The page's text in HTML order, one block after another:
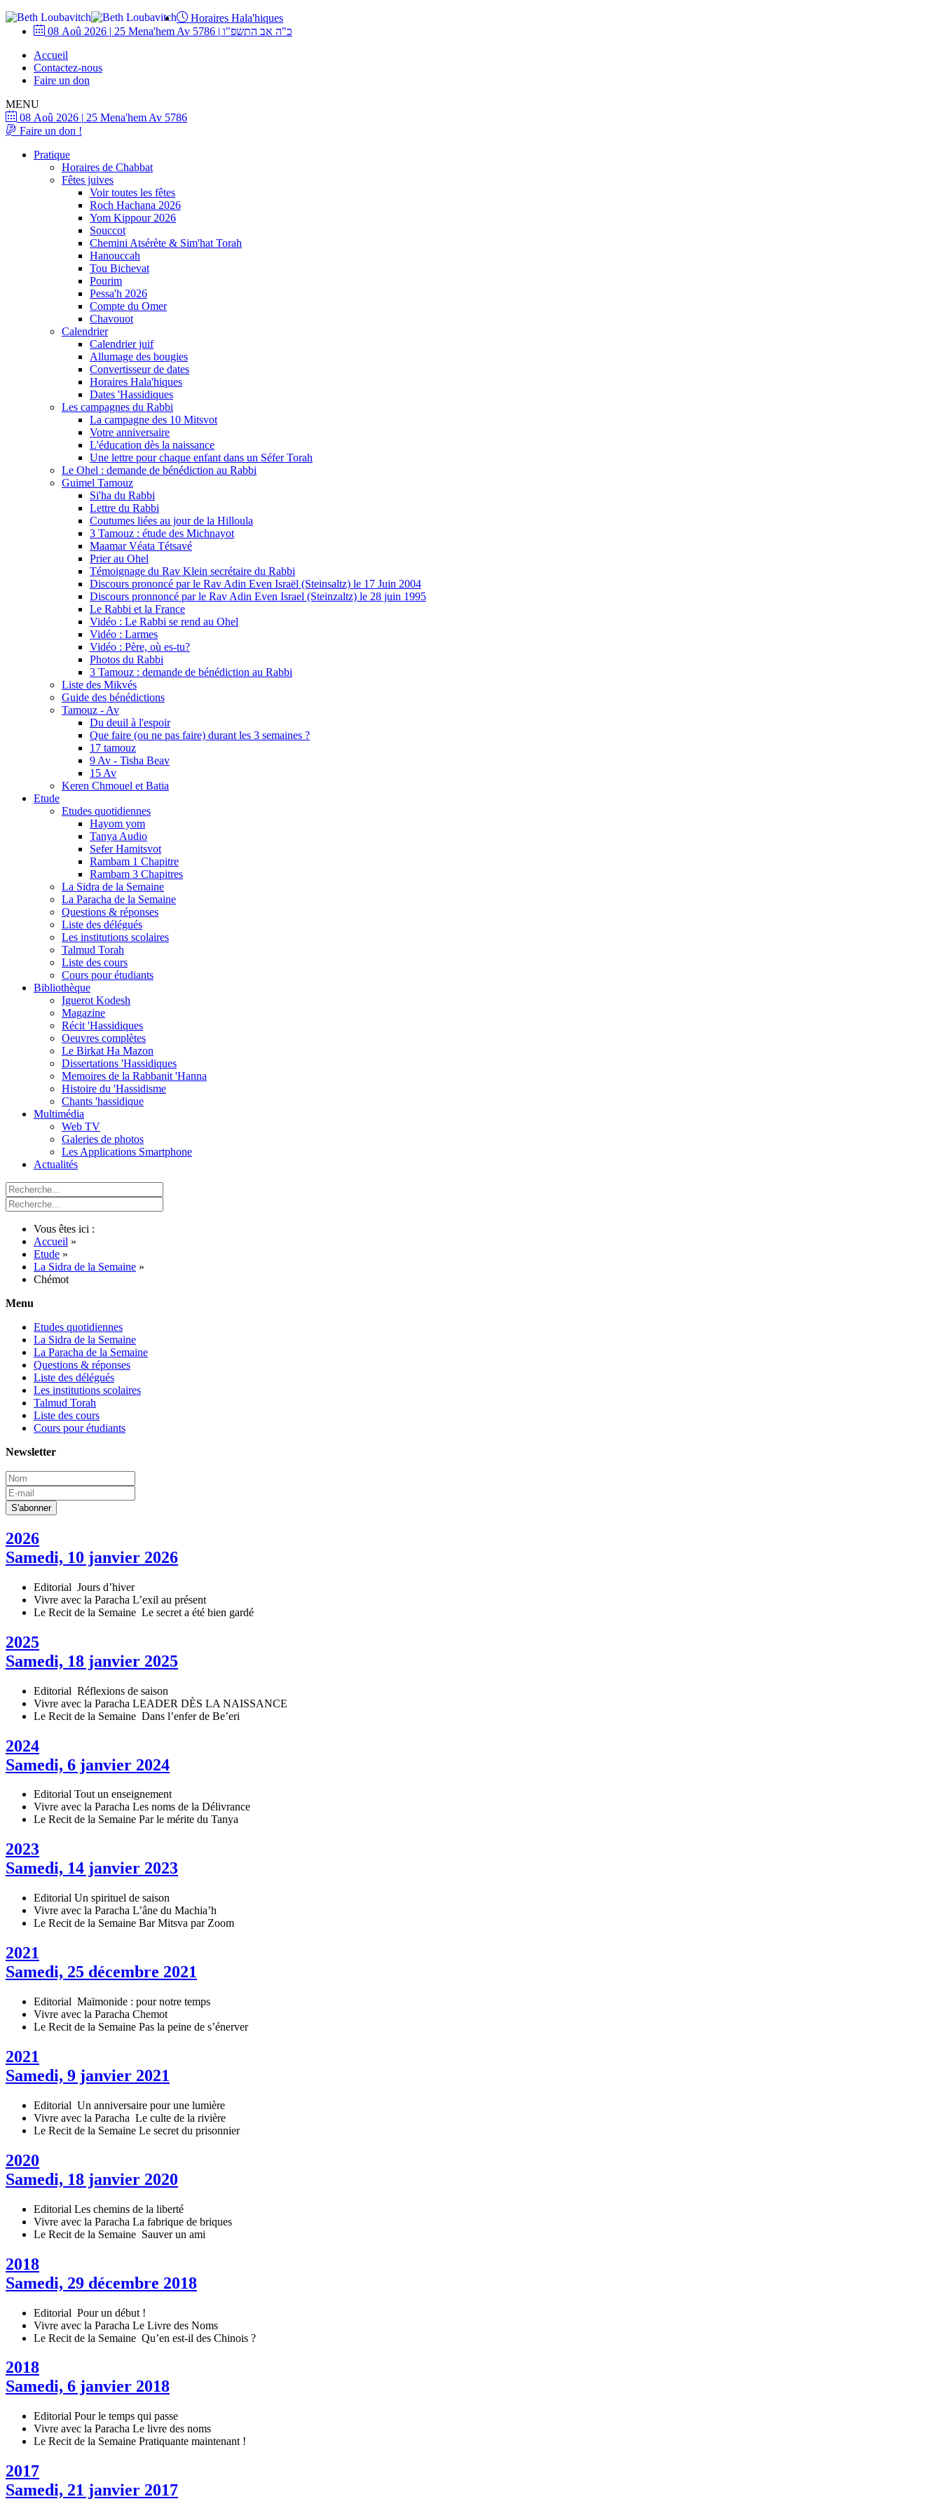
Horaires Hala'hiques
08 Aoû 2026 | 25 Mena'hem Av 5786 | כ"ה אב התשפ"ו
Accueil
Contactez-nous
Faire un don
MENU
08 Aoû 2026 | 25 Mena'hem Av 5786
Faire un don !
Pratique
Horaires de Chabbat
Fêtes juives
Voir toutes les fêtes
Roch Hachana 2026
Yom Kippour 2026
Souccot
Chemini Atsérète & Sim'hat Torah
Hanouccah
Tou Bichevat
Pourim
Pessa'h 2026
Compte du Omer
Chavouot
Calendrier
Calendrier juif
Allumage des bougies
Convertisseur de dates
Horaires Hala'hiques
Dates 'Hassidiques
Les campagnes du Rabbi
La campagne des 10 Mitsvot
Votre anniversaire
L'éducation dès la naissance
Une lettre pour chaque enfant dans un Séfer Torah
Le Ohel : demande de bénédiction au Rabbi
Guimel Tamouz
Si'ha du Rabbi
Lettre du Rabbi
Coutumes liées au jour de la Hilloula
3 Tamouz : étude des Michnayot
Maamar Véata Tétsavé
Prier au Ohel
Témoignage du Rav Klein secrétaire du Rabbi
Discours prononcé par le Rav Adin Even Israël (Steinsaltz) le 17 Juin 2004
Discours pronnoncé par le Rav Adin Even Israel (Steinzaltz) le 28 juin 1995
Le Rabbi et la France
Vidéo : Le Rabbi se rend au Ohel
Vidéo : Larmes
Vidéo : Père, où es-tu?
Photos du Rabbi
3 Tamouz : demande de bénédiction au Rabbi
Liste des Mikvés
Guide des bénédictions
Tamouz - Av
Du deuil à l'espoir
Que faire (ou ne pas faire) durant les 3 semaines ?
17 tamouz
9 Av - Tisha Beav
15 Av
Keren Chmouel et Batia
Etude
Etudes quotidiennes
Hayom yom
Tanya Audio
Sefer Hamitsvot
Rambam 1 Chapitre
Rambam 3 Chapitres
La Sidra de la Semaine
La Paracha de la Semaine
Questions & réponses
Liste des délégués
Les institutions scolaires
Talmud Torah
Liste des cours
Cours pour étudiants
Bibliothèque
Iguerot Kodesh
Magazine
Récit 'Hassidiques
Oeuvres complètes
Le Birkat Ha Mazon
Dissertations 'Hassidiques
Memoires de la Rabbanit 'Hanna
Histoire du 'Hassidisme
Chants 'hassidique
Multimédia
Web TV
Galeries de photos
Les Applications Smartphone
Actualités
Vous êtes ici :
Accueil »
Etude »
La Sidra de la Semaine »
Chémot
Menu
Etudes quotidiennes
La Sidra de la Semaine
La Paracha de la Semaine
Questions & réponses
Liste des délégués
Les institutions scolaires
Talmud Torah
Liste des cours
Cours pour étudiants
Newsletter
2026
Samedi, 10 janvier 2026
Editorial Jours d’hiver
Vivre avec la Paracha L’exil au présent
Le Recit de la Semaine Le secret a été bien gardé
2025
Samedi, 18 janvier 2025
Editorial Réflexions de saison
Vivre avec la Paracha LEADER DÈS LA NAISSANCE
Le Recit de la Semaine Dans l’enfer de Be’eri
2024
Samedi, 6 janvier 2024
Editorial Tout un enseignement
Vivre avec la Paracha Les noms de la Délivrance
Le Recit de la Semaine Par le mérite du Tanya
2023
Samedi, 14 janvier 2023
Editorial Un spirituel de saison
Vivre avec la Paracha L’âne du Machia’h
Le Recit de la Semaine Bar Mitsva par Zoom
2021
Samedi, 25 décembre 2021
Editorial Maïmonide : pour notre temps
Vivre avec la Paracha Chemot
Le Recit de la Semaine Pas la peine de s’énerver
2021
Samedi, 9 janvier 2021
Editorial Un anniversaire pour une lumière
Vivre avec la Paracha Le culte de la rivière
Le Recit de la Semaine Le secret du prisonnier
2020
Samedi, 18 janvier 2020
Editorial Les chemins de la liberté
Vivre avec la Paracha La fabrique de briques
Le Recit de la Semaine Sauver un ami
2018
Samedi, 29 décembre 2018
Editorial Pour un début !
Vivre avec la Paracha Le Livre des Noms
Le Recit de la Semaine Qu’en est-il des Chinois ?
2018
Samedi, 6 janvier 2018
Editorial Pour le temps qui passe
Vivre avec la Paracha Le livre des noms
Le Recit de la Semaine Pratiquante maintenant !
2017
Samedi, 21 janvier 2017